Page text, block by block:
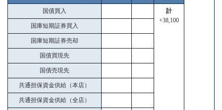
国債買入
計
+38,100
国庫短期証券買入
国庫短期証券売却
国債買現先
国債売現先
共通担保資金供給（本店）
共通担保資金供給（全店）